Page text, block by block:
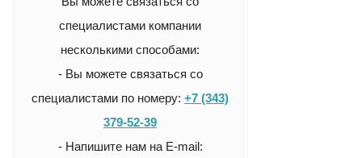
специалистами компании
несколькими способами:
- Вы можете связаться со
специалистами по номеру: +7 (343)
379-52-39
- Напишите нам на E-mail: